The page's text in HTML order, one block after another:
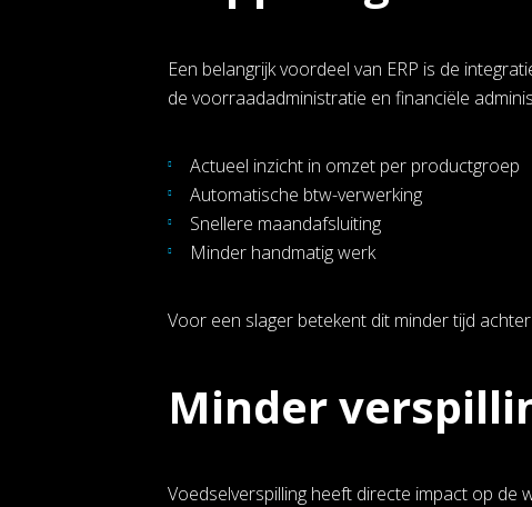
Een belangrijk voordeel van ERP is de
de voorraadadministratie en financiële
Actueel inzicht in omzet per productgroep
Automatische btw-verwerking
Snellere maandafsluiting
Minder handmatig werk
Voor een slager betekent dit minder tijd
Minder
Voedselverspilling heeft directe impact op de